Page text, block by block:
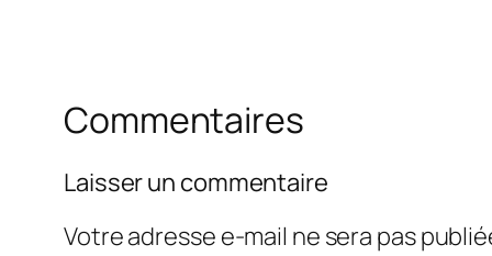
Commentaires
Laisser un commentaire
Votre adresse e-mail ne sera pas